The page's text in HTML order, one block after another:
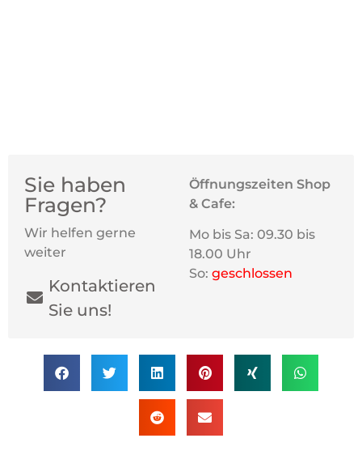
Sie haben
Fragen?
Wir helfen gerne
weiter
Kontaktieren
Sie uns!
Öffnungszeiten Shop
& Cafe:
Mo bis Sa: 09.30 bis
18.00 Uhr
So: geschlossen